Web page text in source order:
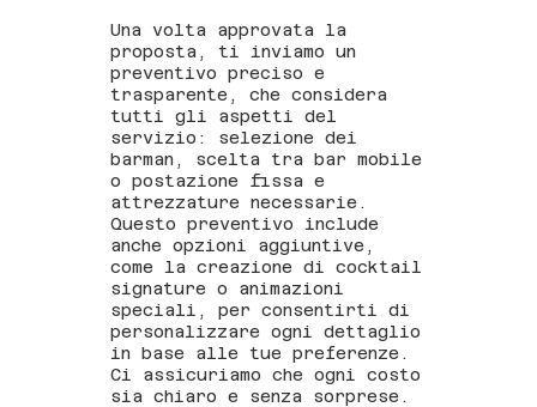
Una volta approvata la
proposta, ti inviamo un
preventivo preciso e
trasparente, che considera
tutti gli aspetti del
servizio: selezione dei
barman, scelta tra bar mobile
o postazione fissa e
attrezzature necessarie.
Questo preventivo include
anche opzioni aggiuntive,
come la creazione di cocktail
signature o animazioni
speciali, per consentirti di
personalizzare ogni dettaglio
in base alle tue preferenze.
Ci assicuriamo che ogni costo
sia chiaro e senza sorprese.